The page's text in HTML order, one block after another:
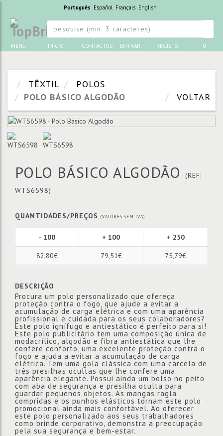
Português Español Français English
MENU INÍCIO CONTACTOS ENTRAR REGISTO 0
TÊXTIL
POLOS
POLO BÁSICO ALGODÃO
VOLTAR
POLO BÁSICO ALGODÃO
(REF:
WTS6598)
QUANTIDADES/PREÇOS (VALORES SEM IVA)
- 100 + 100 + 250
82,80€ 79,51€ 75,79€
DESCRIÇÃO
Procura um polo personalizado que ofereça
proteção contra o fogo, que ajude a evitar a
acumulação de carga elétrica e com uma aparência
profissional e cuidada para os seus colaboradores?
Este polo ignífugo e antiestático é perfeito para si!
Este polo publicitário tem uma composição única de
modacrílico, algodão e fibra antiestática que lhe
confere conforto, uma excelente proteção contra o
fogo e ajuda a evitar a acumulação de carga
elétrica. Tem uma gola clássica com uma carcela de
três presilhas ocultas que lhe confere uma
aparência elegante. Possui ainda um bolso no peito
com aba de segurança e presilha oculta para
guardar pequenos objetos. As mangas raglã
compridas e os punhos elásticos tornam este polo
promocional ainda mais confortável. Ao oferecer
este polo personalizado aos seus trabalhadores
como brinde corporativo, demonstra a preocupação
pela sua segurança e bem-estar.